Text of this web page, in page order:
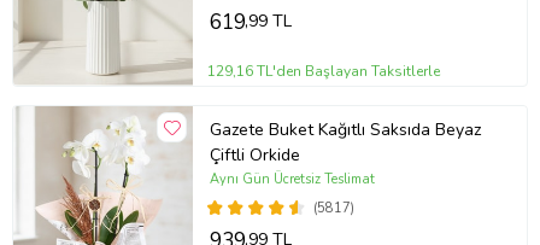
619,99 TL
129,16 TL'den Başlayan Taksitlerle
Gazete Buket Kağıtlı Saksıda Beyaz
Çiftli Orkide
(5817)
Aynı Gün Ücretsiz Teslimat
,99 TL